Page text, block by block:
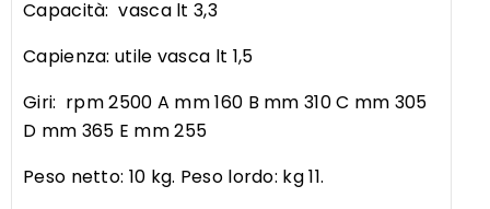
Capacità: vasca lt 3,3
Capienza: utile vasca lt 1,5
Giri: rpm 2500 A mm 160 B mm 310 C mm 305
D mm 365 E mm 255
Peso netto: 10 kg. Peso lordo: kg 11.